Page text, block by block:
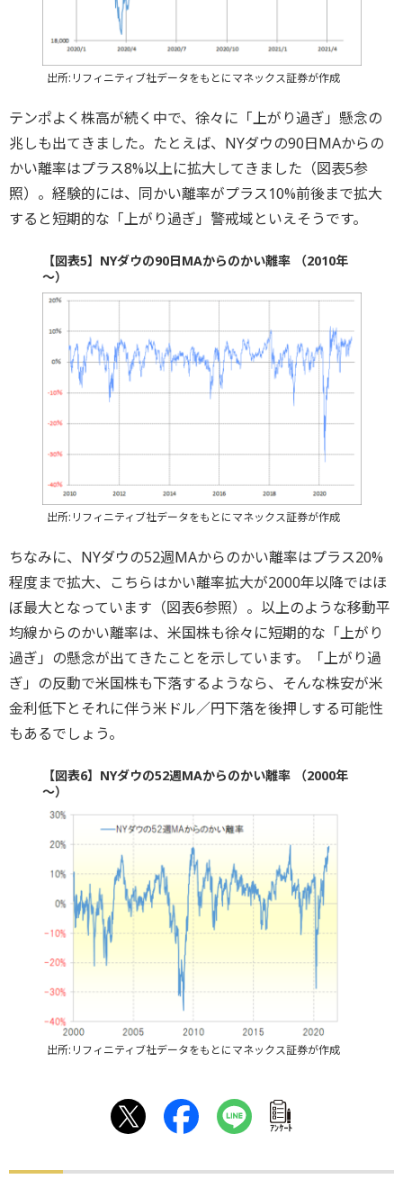
出所:リフィニティブ社データをもとにマネックス証券が作成
テンポよく株高が続く中で、徐々に「上がり過ぎ」懸念の
兆しも出てきました。たとえば、NYダウの90日MAからの
かい離率はプラス8%以上に拡大してきました（図表5参
照）。経験的には、同かい離率がプラス10%前後まで拡大
すると短期的な「上がり過ぎ」警戒域といえそうです。
【図表5】NYダウの90日MAからのかい離率 （2010年
～）
出所:リフィニティブ社データをもとにマネックス証券が作成
ちなみに、NYダウの52週MAからのかい離率はプラス20%
程度まで拡大、こちらはかい離率拡大が2000年以降ではほ
ぼ最大となっています（図表6参照）。以上のような移動平
均線からのかい離率は、米国株も徐々に短期的な「上がり
過ぎ」の懸念が出てきたことを示しています。「上がり過
ぎ」の反動で米国株も下落するようなら、そんな株安が米
金利低下とそれに伴う米ドル／円下落を後押しする可能性
もあるでしょう。
【図表6】NYダウの52週MAからのかい離率 （2000年
～）
出所:リフィニティブ社データをもとにマネックス証券が作成
ｱﾝｹｰﾄ